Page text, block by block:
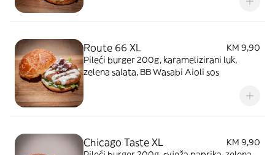
Route 66 XL
KM 9,90
Pileći burger 200g, karamelizirani luk,
zelena salata, BB Wasabi Aioli sos
Chicago Taste XL
KM 9,90